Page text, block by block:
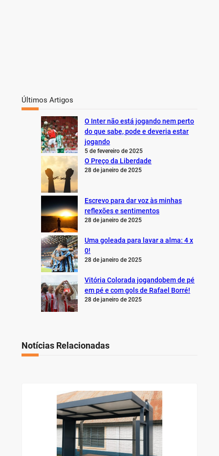
Últimos Artigos
O Inter não está jogando nem perto
do que sabe, pode e deveria estar
jogando
5 de fevereiro de 2025
O Preço da Liberdade
28 de janeiro de 2025
reflexões e sentimentos
28 de janeiro de 2025
0!
28 de janeiro de 2025
em pé e com gols de Rafael Borré!
28 de janeiro de 2025
Notícias Relacionadas